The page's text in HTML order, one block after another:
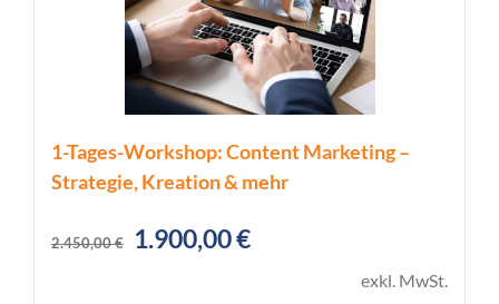
1-Tages-Workshop: Content Marketing –
Strategie, Kreation & mehr
2.450,00€
Ursprünglicher
1.900,00€Aktueller
exkl. MwSt.